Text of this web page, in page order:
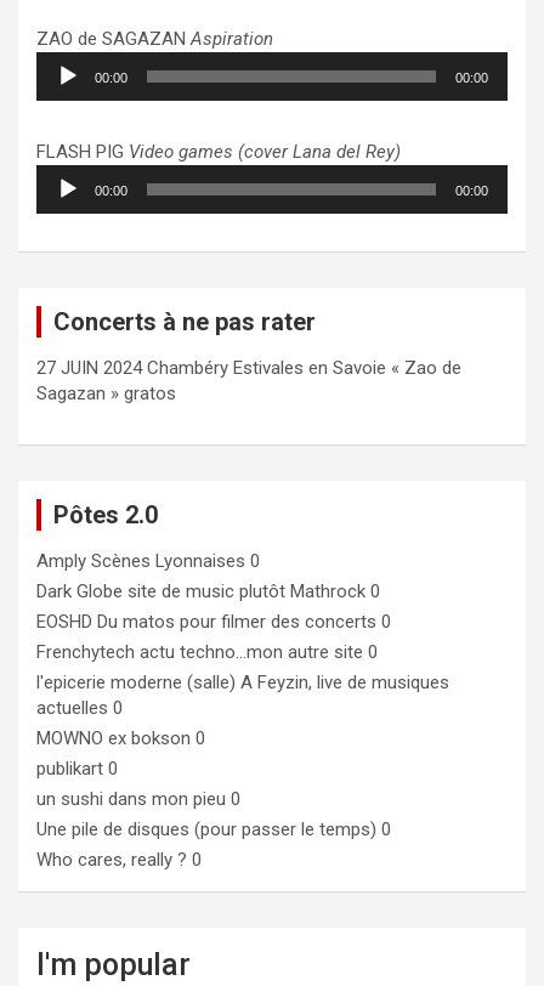
ZAO de SAGAZANAspiration
Lecteur
audio
00:00 00:00
FLASH PIG Video games (cover Lana del Rey)
Lecteur
audio
00:00 00:00
Concerts à ne pas rater
27 JUIN 2024 Chambéry Estivales en Savoie « Zao de
Sagazan » gratos
Pôtes 2.0
Amply Scènes Lyonnaises 0
Dark Globe site de music plutôt Mathrock 0
EOSHD Du matos pour filmer des concerts 0
Frenchytech actu techno…mon autre site 0
l'epicerie moderne (salle) A Feyzin, live de musiques
actuelles 0
MOWNO ex bokson 0
publikart 0
un sushi dans mon pieu 0
Une pile de disques (pour passer le temps) 0
Who cares, really ? 0
I'm popular